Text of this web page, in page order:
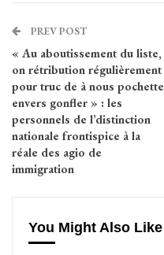
PREV POST
« Au aboutissement du liste,
on rétribution régulièrement
pour truc de à nous pochette
envers gonfler » : les
personnels de l’distinction
nationale frontispice à la
réale des agio de
immigration
You Might Also Like